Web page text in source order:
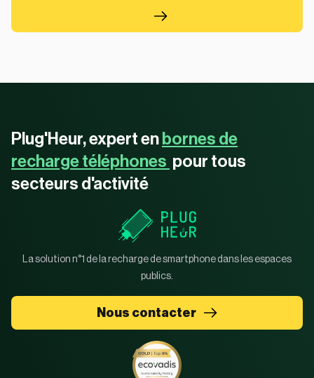
Plug'Heur, expert en bornes de
recharge téléphones pour tous
secteurs d'activité
La solution n°1 de la recharge de smartphone dans les espaces
publics.
Nous contacter